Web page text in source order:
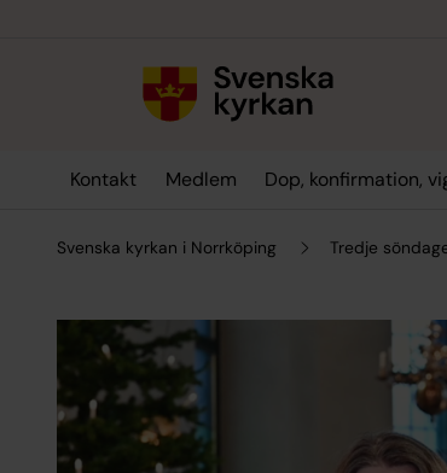
Kontakt Medlem Dop, konfirmation,
Svenska kyrkan i Norrköping Tredje